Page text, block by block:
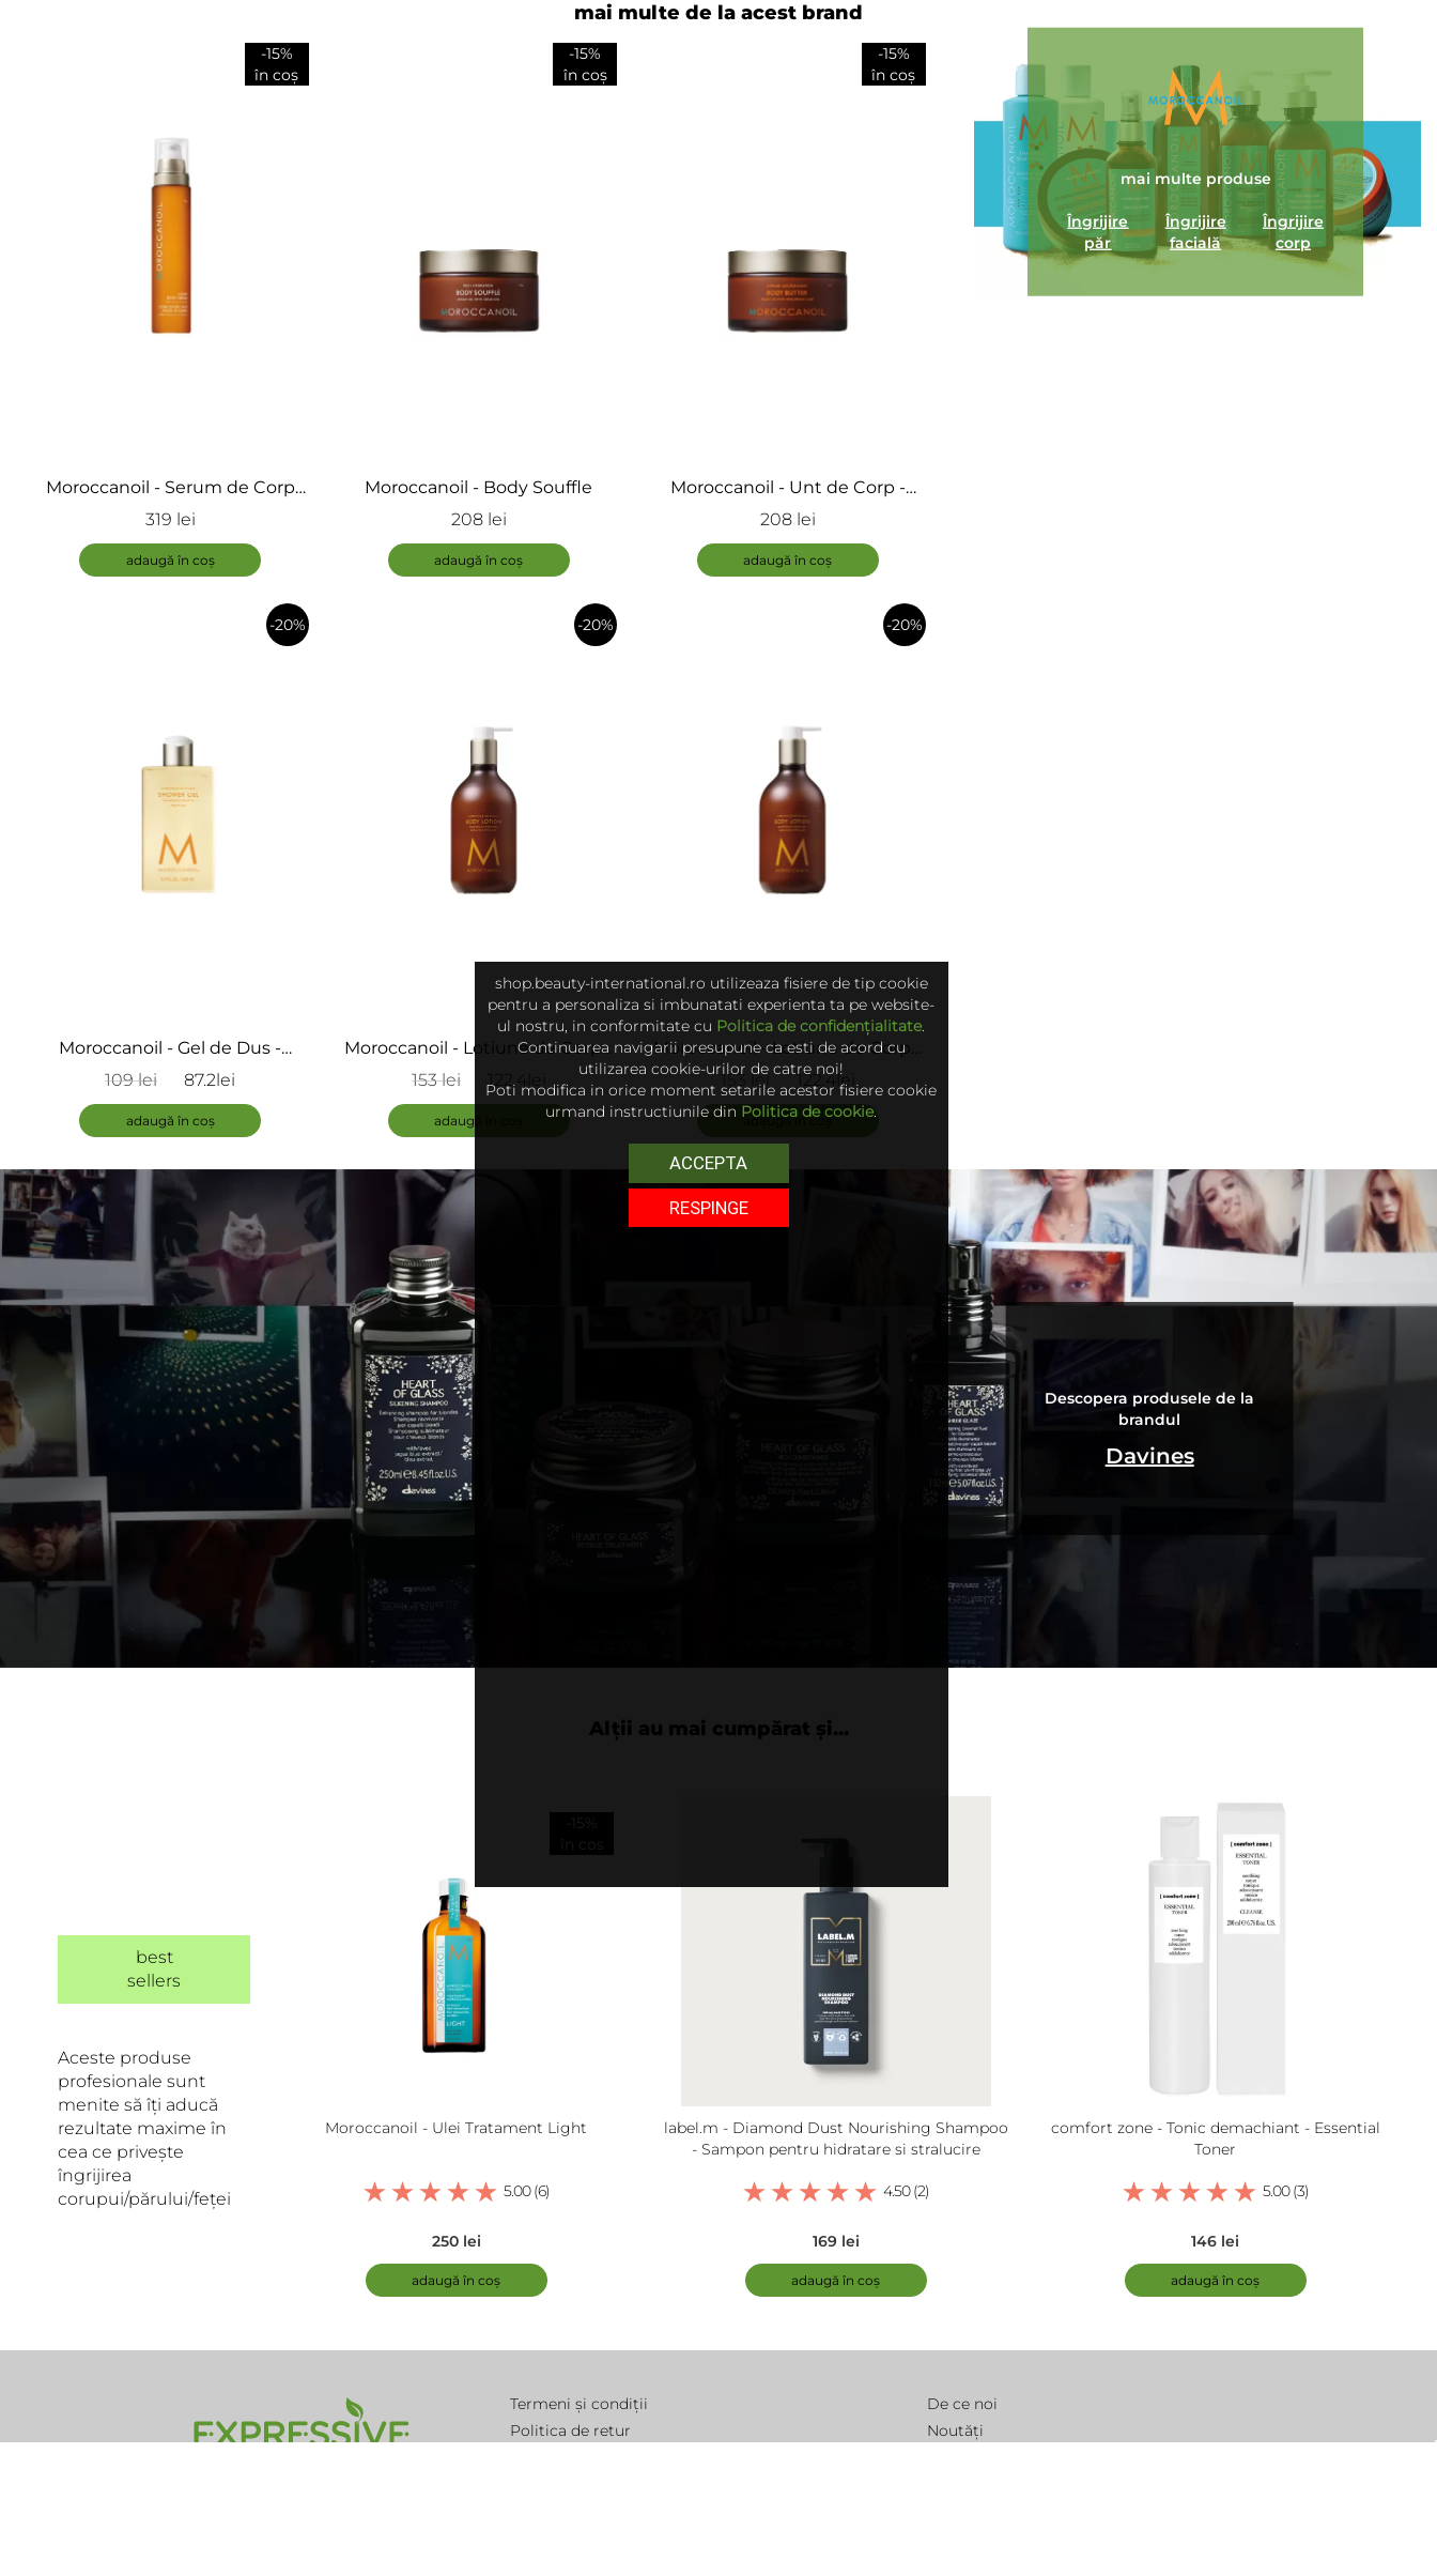
Adaugă review
mai multe de la acest brand
-15%
în coș
Moroccanoil - Serum de Corp
pentru Noapte - Night Body
319 lei
adaugă în coș
-15%
în coș
Moroccanoil - Body Souffle
208 lei
adaugă în coș
-15%
în coș
Moroccanoil - Unt de Corp -
Body Butter
208 lei
adaugă în coș
-20%
Moroccanoil - Gel de Dus -
Shower Gel Ambre Noir
109 lei 87.2lei
adaugă în coș
-20%
Moroccanoil - Lotiune de Corp -
Body Lotion Ambiance De
Plage
153 lei 122.4lei
adaugă în coș
-20%
Moroccanoil - Lotiune de Corp -
Body Lotion Ambre Noir
153 lei 122.4lei
adaugă în coș
mai multe produse
Îngrijire
păr
Îngrijire
facială
Îngrijire
corp
Descopera produsele de la
brandul
Davines
Alții au mai cumpărat și...
best
sellers
Aceste produse
profesionale sunt
menite să îți aducă
rezultate maxime în
cea ce privește
îngrijirea
corupui/părului/feței
-15%
în coș
Moroccanoil - Ulei Tratament Light
5.00 (6)
250 lei
adaugă în coș
label.m - Diamond Dust Nourishing Shampoo
- Sampon pentru hidratare si stralucire
4.50 (2)
169 lei
adaugă în coș
comfort zone - Tonic demachiant - Essential
Toner
5.00 (3)
146 lei
adaugă în coș
Termeni și condiții
Politica de retur
De ce noi
Noutăți
shop.beauty-international.ro utilizeaza fisiere de tip cookie
pentru a personaliza si imbunatati experienta ta pe website-
ul nostru, in conformitate cu Politica de confidențialitate.
Continuarea navigarii presupune ca esti de acord cu
utilizarea cookie-urilor de catre noi!
Poti modifica in orice moment setarile acestor fisiere cookie
urmand instructiunile din Politica de cookie.
ACCEPTA
RESPINGE